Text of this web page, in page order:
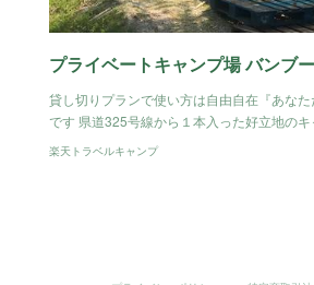
貸し切りプランで使い方は自由自在『あなた
です 県道325号線から１本入った好立地のキ
楽天トラベルキャンプ